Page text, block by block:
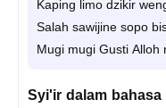
Kaping limo dzikir
Salah sawijine sopo
Mugi mugi Gusti Alloh
Syi'ir dalam